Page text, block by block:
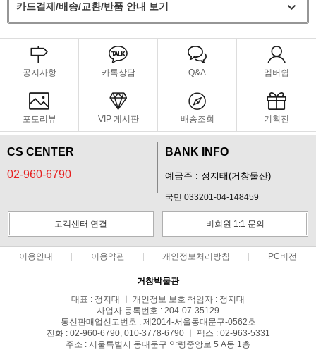
카드결제/배송/교환/반품 안내 보기
공지사항 카톡상담 Q&A 멤버쉽
포토리뷰 VIP 게시판 배송조회 기획전
CS CENTER
02-960-6790
BANK INFO
예금주 : 정지태(거창물산)
국민 033201-04-148459
고객센터 연결 비회원 1:1 문의
이용안내 이용약관 개인정보처리방침 PC버전
거창박물관
대표 : 정지태 ㅣ 개인정보 보호 책임자 : 정지태
사업자 등록번호 : 204-07-35129
통신판매업신고번호 : 제2014-서울동대문구-0562호
전화 : 02-960-6790, 010-3778-6790 ㅣ 팩스 : 02-963-5331
주소 : 서울특별시 동대문구 약령중앙로 5 A동 1층